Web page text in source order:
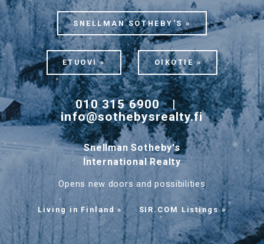
SNELLMAN SOTHEBY'S »
ETUOVI » OIKOTIE »
010 315 6900
|
info@sothebysrealty.fi
Snellman Sotheby's
International Realty
Opens new doors and possibilities
Living in Finland » SIR.COM Listings »